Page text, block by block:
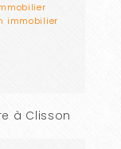
immobilier
à Clisson